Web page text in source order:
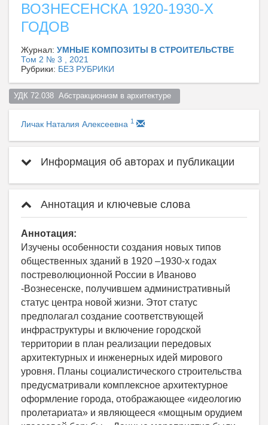
ВОЗНЕСЕНСКА 1920-1930-Х
ГОДОВ
Журнал: УМНЫЕ КОМПОЗИТЫ В СТРОИТЕЛЬСТВЕ
Том 2 № 3 , 2021
Рубрики: БЕЗ РУБРИКИ
УДК 72.038  Абстракционизм в архитектуре
Личак Наталия Алексеевна 1
Информация об авторах и публикации
Аннотация и ключевые слова
Аннотация:
Изучены особенности создания новых типов
общественных зданий в 1920 –1930-х годах
постреволюционной России в Иваново
-Вознесенске, получившем административный
статус центра новой жизни. Этот статус
предполагал создание соответствующей
инфраструктуры и включение городской
территории в план реализации передовых
архитектурных и инженерных идей мирового
уровня. Планы социалистического строительства
предусматривали комплексное архитектурное
оформление города, отображающее «идеологию
пролетариата» и являющееся «мощным орудием